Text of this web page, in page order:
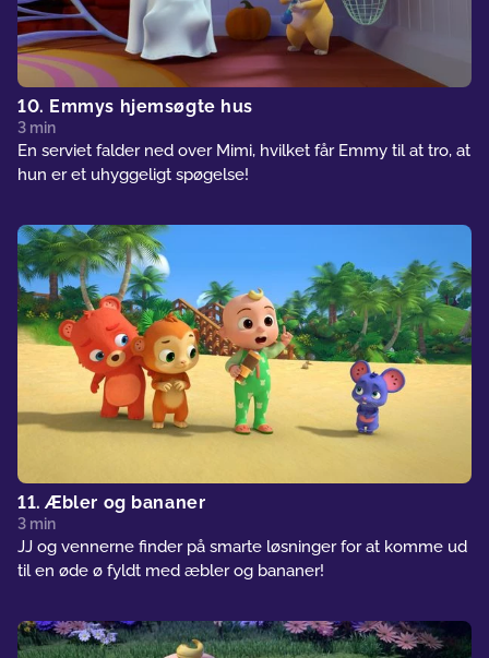
10. Emmys hjemsøgte hus
3 min
En serviet falder ned over Mimi, hvilket får Emmy til at tro, at
hun er et uhyggeligt spøgelse!
11. Æbler og bananer
3 min
JJ og vennerne finder på smarte løsninger for at komme ud
til en øde ø fyldt med æbler og bananer!